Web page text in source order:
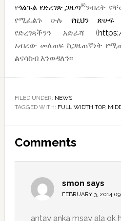
የጎልጉል የድረገጽ ጋዜጣ®ንብረት
የሚፈልጉ ሁሉ
የዚህን ጽሁፍ
የድረገጻችንን አድራሻ (
አብረው መለጠፍ ከጋዜጠኛነት
ልናሳስብ እንወዳለን፡፡
FILED UNDER: NEWS
TAGGED WITH: FULL WIDTH TOP,
Interactions
Comments
smon says
FEBRUARY 3, 2014
antay anka msay ala ok